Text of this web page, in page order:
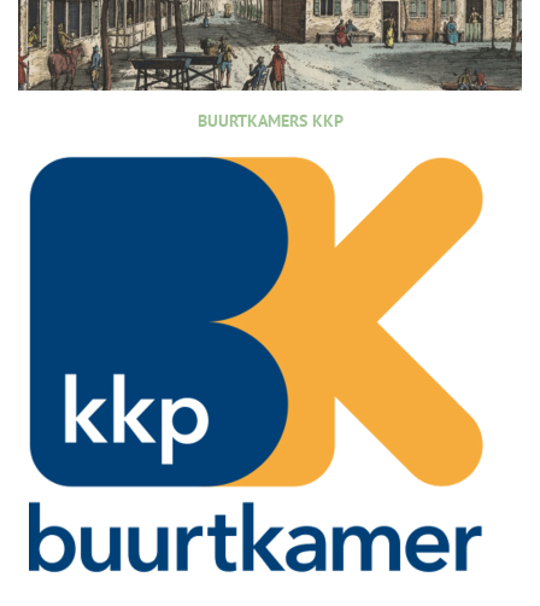
BUURTKAMERS KKP